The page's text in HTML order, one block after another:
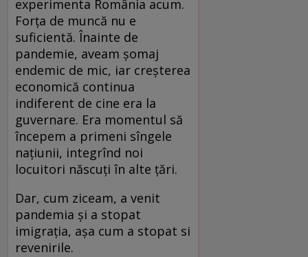
experimenta România acum.
Forța de muncă nu e
suficientă. Înainte de
pandemie, aveam șomaj
endemic de mic, iar creșterea
economică continua
indiferent de cine era la
guvernare. Era momentul să
începem a primeni sîngele
națiunii, integrînd noi
locuitori născuți în alte țări.
Dar, cum ziceam, a venit
pandemia și a stopat
imigrația, așa cum a stopat si
revenirile.